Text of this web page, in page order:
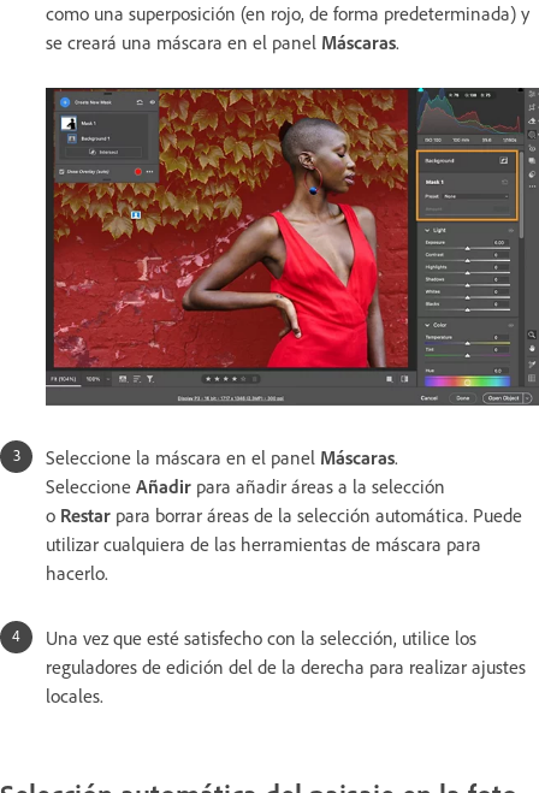
como una superposición (en rojo, de forma predeterminada) y
se creará una máscara en el panel Máscaras.
Seleccione la máscara en el panel Máscaras.
Seleccione Añadir para añadir áreas a la selección
o Restar para borrar áreas de la selección automática. Puede
utilizar cualquiera de las herramientas de máscara para
hacerlo.
Una vez que esté satisfecho con la selección, utilice los
reguladores de edición del de la derecha para realizar ajustes
locales.